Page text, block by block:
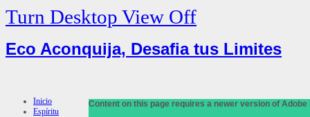
Turn Desktop View Off
Eco Aconquija, Desafia tus Limites
Inicio
Espíritu
Content on this page requires a newer version of Adobe